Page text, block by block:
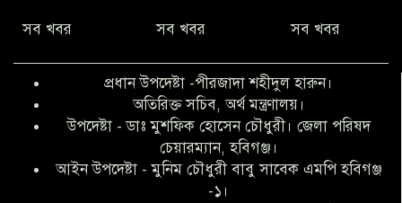
বৃত্তি পরীক্ষার সুযোগ করে দিলেন প্রধান শিক্ষক
ফারুক মাস্টার
আব্দুল হক তালুকদার ফাউন্ডেশন মানবতার
শিকড় ছুঁই ছুঁই,ফরজুন আক্তার মনি
সব খবর সব খবর সব খবর
প্রধান উপদেষ্টা -পীরজাদা শহীদুল হারুন।
অতিরিক্ত সচিব, অর্থ মন্ত্রণালয়।
উপদেষ্টা - ডাঃ মুশফিক হোসেন চৌধুরী। জেলা পরিষদ
চেয়ারম্যান, হবিগঞ্জ।
আইন উপদেষ্টা - মুনিম চৌধুরী বাবু সাবেক এমপি হবিগঞ্জ
-১।